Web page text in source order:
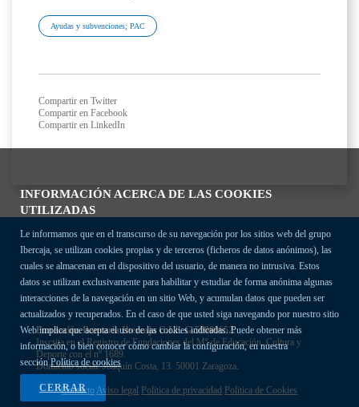
INFORMACIÓN ACERCA DE LAS COOKIES
UTILIZADAS
Le informamos que en el transcurso de su navegación por los sitios web del grupo
Ibercaja, se utilizan cookies propias y de terceros (ficheros de datos anónimos), las
cuales se almacenan en el dispositivo del usuario, de manera no intrusiva. Estos
datos se utilizan exclusivamente para habilitar y estudiar de forma anónima algunas
interacciones de la navegación en un sitio Web, y acumulan datos que pueden ser
actualizados y recuperados. En el caso de que usted siga navegando por nuestro sitio
Web implica que acepta el uso de las cookies indicadas. Puede obtener más
información, o bien conocer cómo cambiar la configuración, en nuestra
secciónPolítica de cookies
CERRAR
Ayudas y subvenciones; PAC
Compartir en Twitter
Compartir en Facebook
Compartir en LinkedIn
Fundación Bancaria Ibercaja C.I.F. G-50000652.
Inscrita en el Registro de Fundaciones del Mº de Educación, Cultura y
Deporte con el nº 1689.
Domicilio social: Joaquín Costa, 13. 50001 Zaragoza.
ContactoAviso legal Política de privacidad Política de Cookies